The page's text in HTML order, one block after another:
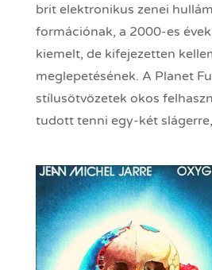
brit elektronikus zenei
formációnak, a 2000-es
kiemelt, de kifejezetten
meglepetésének. A Planet
stílusötvözetek okos
tudott tenni egy-két